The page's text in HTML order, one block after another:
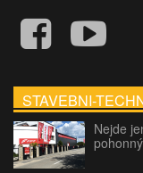
STAVEBNI-
Nejde